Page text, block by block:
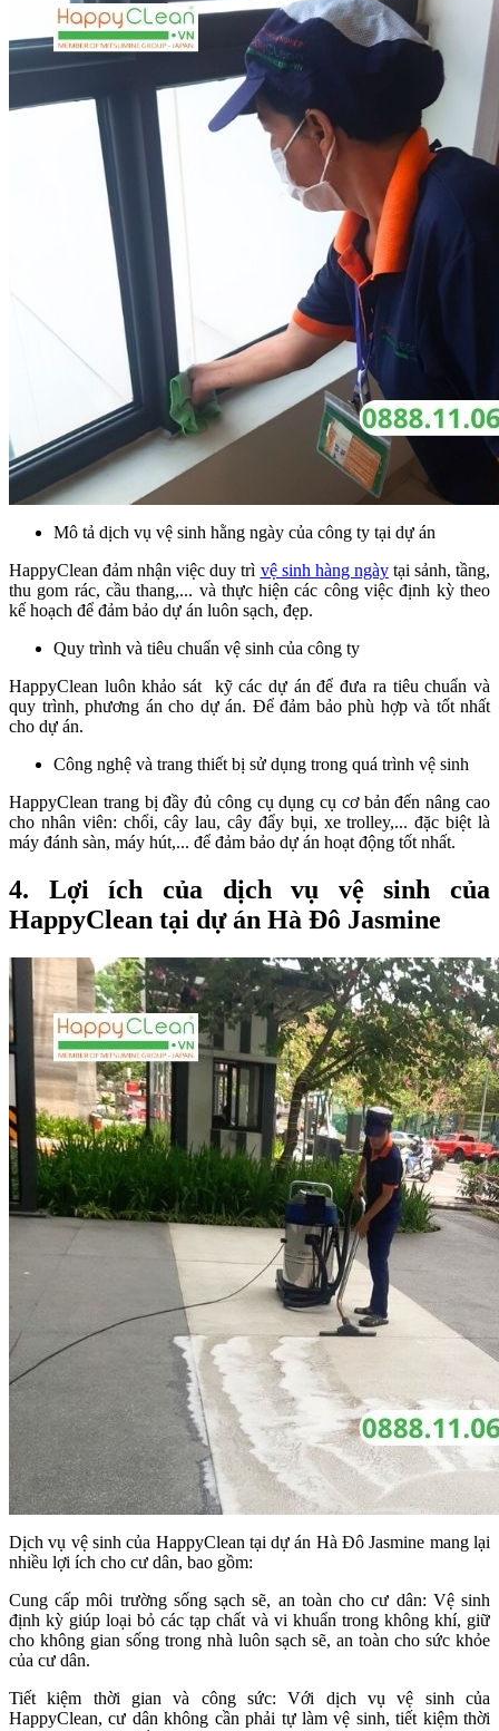
Mô tả dịch vụ vệ sinh hằng ngày của công ty tại dự án
HappyClean đảm nhận việc duy trì vệ sinh hàng ngàytại sảnh, tầng,
thu gom rác, cầu thang,... và thực hiện các công việc định kỳ theo
kế hoạch để đảm bảo dự án luôn sạch, đẹp.
Quy trình và tiêu chuẩn vệ sinh của công ty
HappyClean luôn khảo sát kỹ các dự án để đưa ra tiêu chuẩn và
quy trình, phương án cho dự án. Để đảm bảo phù hợp và tốt nhất
cho dự án.
Công nghệ và trang thiết bị sử dụng trong quá trình vệ sinh
HappyClean trang bị đầy đủ công cụ dụng cụ cơ bản đến nâng cao
cho nhân viên: chổi, cây lau, cây đẩy bụi, xe trolley,... đặc biệt là
máy đánh sàn, máy hút,... để đảm bảo dự án hoạt động tốt nhất.
4. Lợi ích của dịch vụ vệ sinh của
HappyClean tại dự án Hà Đô Jasmine
Dịch vụ vệ sinh của HappyClean tại dự án Hà Đô Jasmine mang lại
nhiều lợi ích cho cư dân, bao gồm:
Cung cấp môi trường sống sạch sẽ, an toàn cho cư dân: Vệ sinh
định kỳ giúp loại bỏ các tạp chất và vi khuẩn trong không khí, giữ
cho không gian sống trong nhà luôn sạch sẽ, an toàn cho sức khỏe
của cư dân.
Tiết kiệm thời gian và công sức: Với dịch vụ vệ sinh của
HappyClean, cư dân không cần phải tự làm vệ sinh, tiết kiệm thời